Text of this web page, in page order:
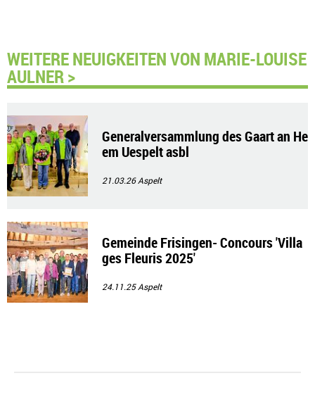
WEITERE NEUIGKEITEN VON MARIE-LOUISE
AULNER >
Generalversammlung des Gaart an He
em Uespelt asbl
21.03.26Aspelt
Gemeinde Frisingen- Concours 'Villa
ges Fleuris 2025'
24.11.25Aspelt